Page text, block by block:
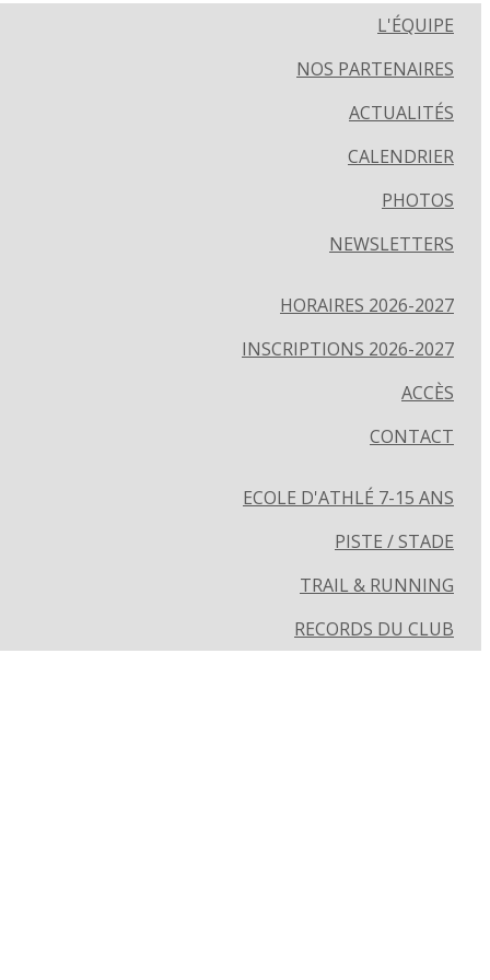
L'ÉQUIPE
NOS PARTENAIRES
ACTUALITÉS
CALENDRIER
PHOTOS
NEWSLETTERS
HORAIRES 2026-2027
INSCRIPTIONS 2026-2027
ACCÈS
CONTACT
ECOLE D'ATHLÉ 7-15 ANS
PISTE / STADE
TRAIL & RUNNING
RECORDS DU CLUB